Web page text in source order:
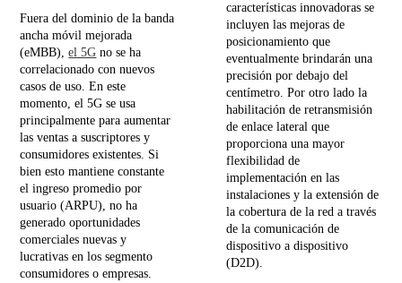
Fuera del dominio de la banda
ancha móvil mejorada
(eMBB),el 5G no se ha
correlacionado con nuevos
casos de uso. En este
momento, el 5G se usa
principalmente para aumentar
las ventas a suscriptores y
consumidores existentes. Si
bien esto mantiene constante
el ingreso promedio por
usuario (ARPU), no ha
generado oportunidades
comerciales nuevas y
lucrativas en los segmento
consumidores o empresas.
características innovadoras se
incluyen las mejoras de
posicionamiento que
eventualmente brindarán una
precisión por debajo del
centímetro. Por otro lado la
habilitación de retransmisión
de enlace lateral que
proporciona una mayor
flexibilidad de
implementación en las
instalaciones y la extensión de
la cobertura de la red a través
de la comunicación de
dispositivo a dispositivo
(D2D).